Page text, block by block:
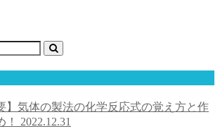
】気体の製法の化学反応式の覚え方と作
！ 2022.12.31